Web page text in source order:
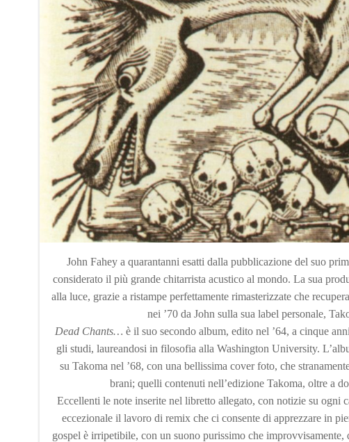
John Fahey a quarantanni esatti dalla pubblicazione del suo
considerato il più grande chitarrista acustico al mondo. La sua
alla luce, grazie a ristampe perfettamente rimasterizzate che
nei ’70 da John sulla sua label personale,
Dead Chants… è il suo secondo album, edito nel ’64, a cinque
gli studi, laureandosi in filosofia alla Washington University.
su Takoma nel ’68, con una bellissima cover foto, che
brani; quelli contenuti nell’edizione Takoma, oltre a
Eccellenti le note inserite nel libretto allegato, con notizie su ogni
eccezionale il lavoro di remix che ci consente di apprezzare in
gospel è irripetibile, con un suono purissimo che